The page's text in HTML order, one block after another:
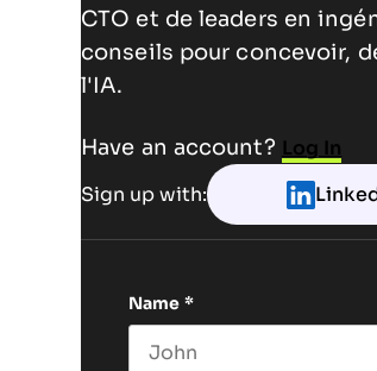
CTO et de leaders en
conseils pour concevoir,
l'IA.
Have an account? Log In
Sign up with:
Name *